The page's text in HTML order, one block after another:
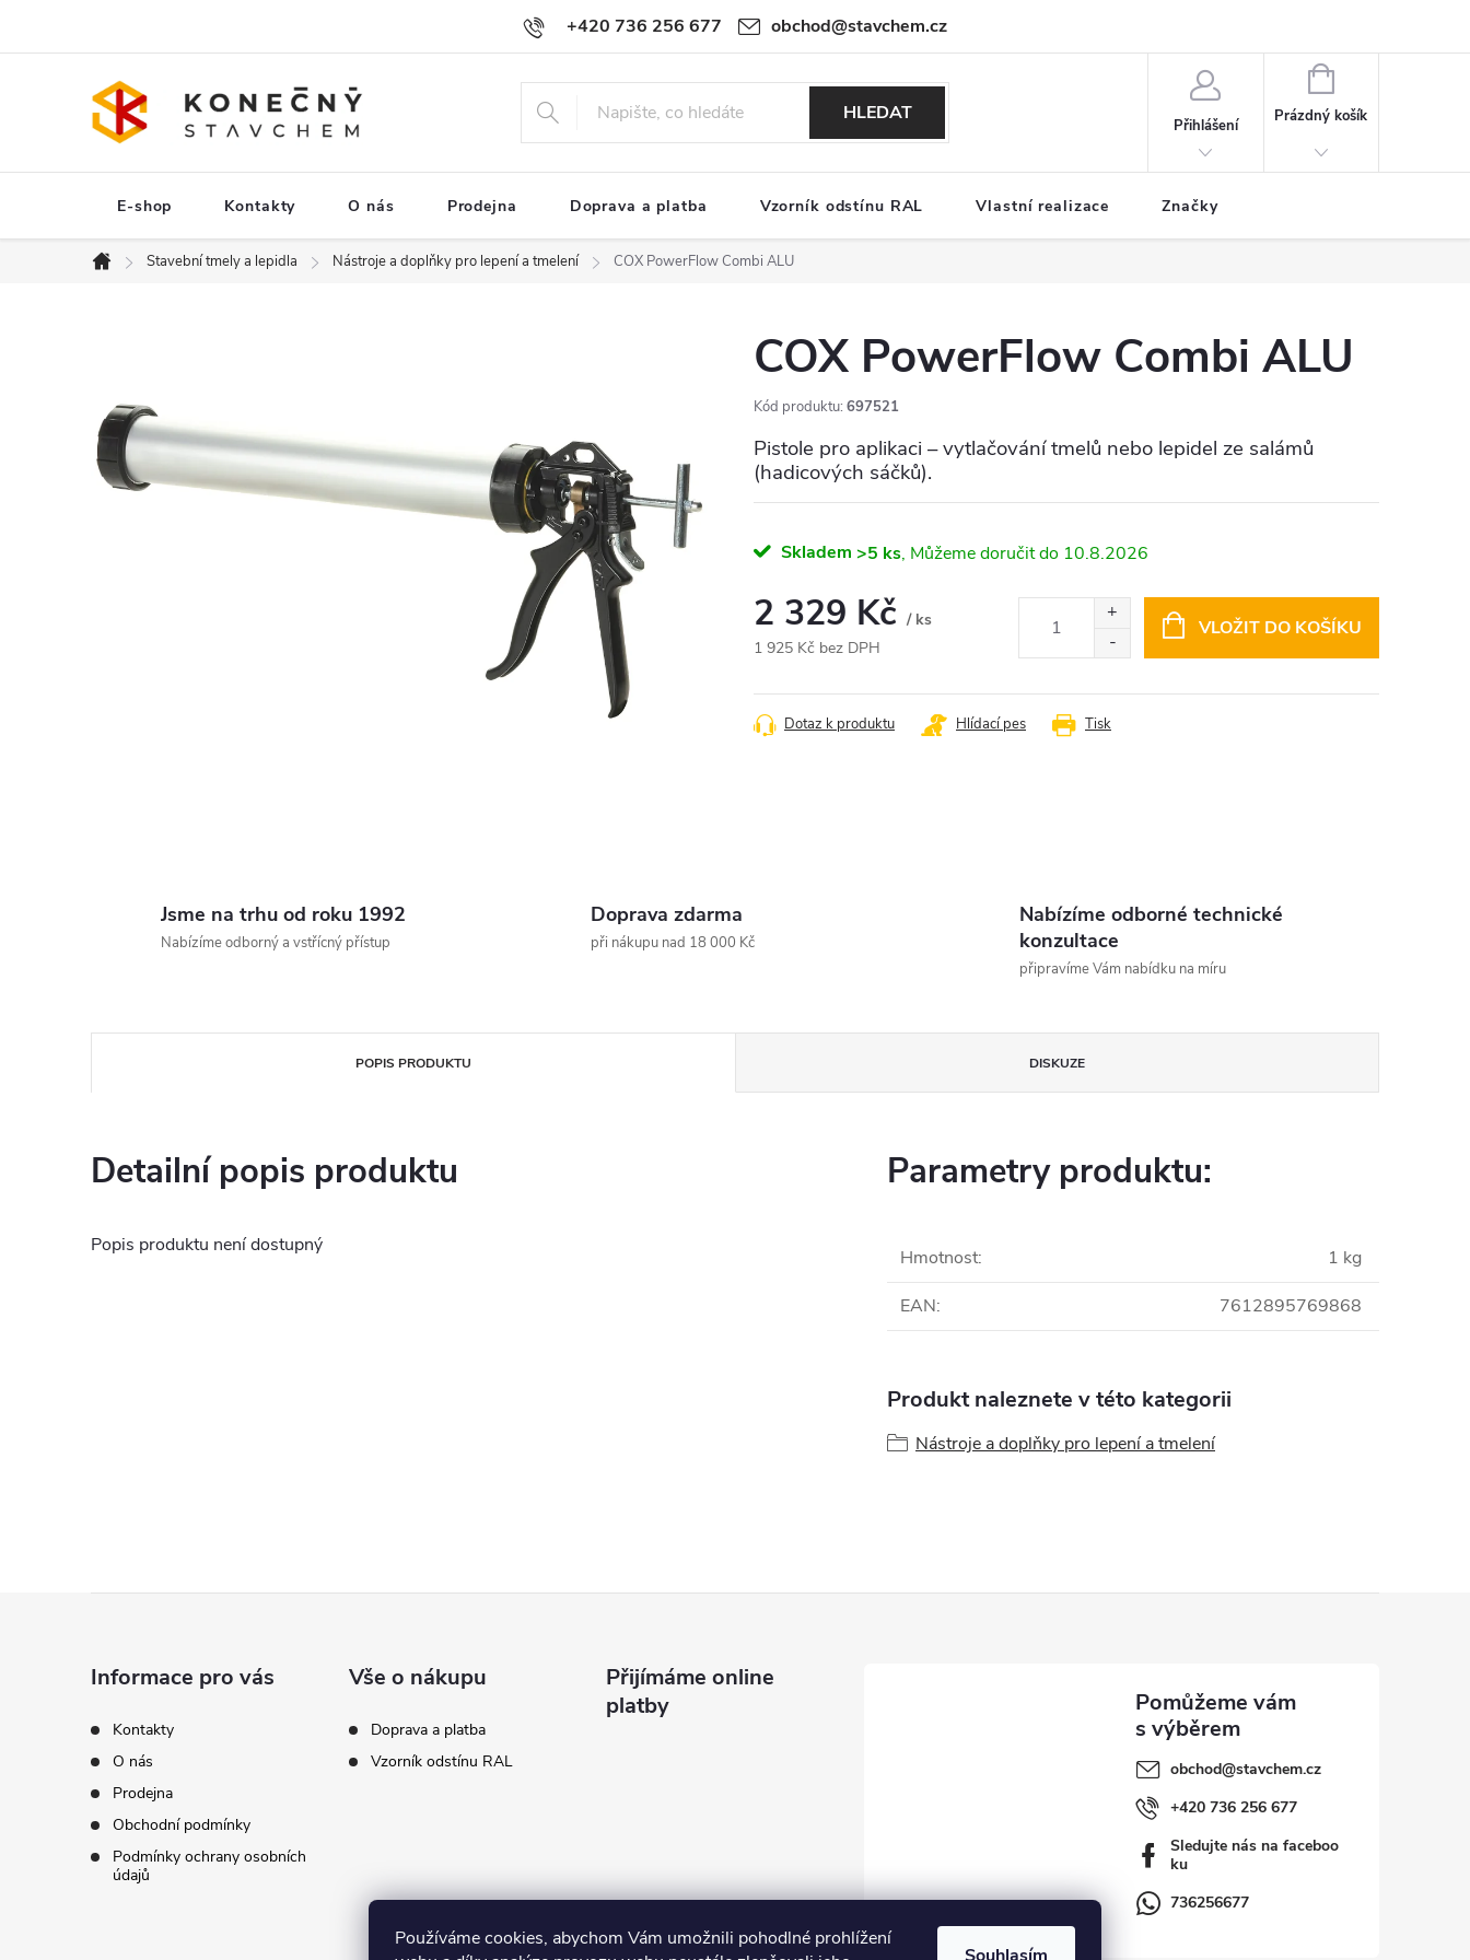
Používáme cookies, abychom Vám umožnili pohodlné prohlížení
obsah
+420 736 256 677 obchod@stavchem.cz
HLEDAT
Přihlášení
NÁKUPNÍ
KOŠÍK
Prázdný košík
E-shop Kontakty O nás Prodejna Doprava a platba Vzorník odstínu RAL Vlastní realizace Značky
Domů
Stavební tmely a lepidla Nástroje a doplňky pro lepení a tmelení COX PowerFlow Combi ALU
COX PowerFlow Combi ALU
Kód produktu: 697521
Pistole pro aplikaci – vytlačování tmelů nebo lepidel ze salámů
(hadicových sáčků).
Skladem >5 ks 10.8.2026
2 329 Kč / ks
1 925 Kč bez DPH
VLOŽIT DO KOŠÍKU
Tisk
Dotaz k produktu Hlídací pes
Jsme na trhu od roku 1992
Nabízíme odborný a vstřícný přístup
Doprava zdarma
při nákupu nad 18 000 Kč
Nabízíme odborné technické
konzultace
připravíme Vám nabídku na míru
POPIS PRODUKTU DISKUZE
Detailní popis produktu
Popis produktu není dostupný
Parametry produktu:
Hmotnost:
1 kg
EAN: 7612895769868
Produkt naleznete v této kategorii
Nástroje a doplňky pro lepení a tmelení
Informace pro vás
Kontakty
O nás
Prodejna
Obchodní podmínky
Podmínky ochrany osobních
údajů
Vše o nákupu
Doprava a platba
Vzorník odstínu RAL
Přijímáme online
platby
obchod@stavchem.cz
+420 736 256 677
Sledujte nás na faceboo
ku
736256677